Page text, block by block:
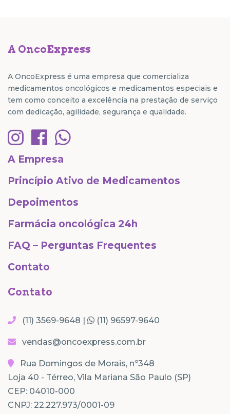
A OncoExpress
A OncoExpress é uma empresa que comercializa
medicamentos oncológicos e medicamentos especiais e
tem como conceito a excelência na prestação de serviço
com dedicação, agilidade, segurança e qualidade.
A Empresa
Princípio Ativo de Medicamentos
Depoimentos
Farmácia oncológica 24h
FAQ – Perguntas Frequentes
Contato
Contato
(11) 3569-9648 | (11) 96597-9640
vendas@oncoexpress.com.br
Rua Domingos de Morais, nº348
Loja 40 - Térreo, Vila Mariana São Paulo (SP)
CEP: 04010-000
CNPJ: 22.227.973/0001-09